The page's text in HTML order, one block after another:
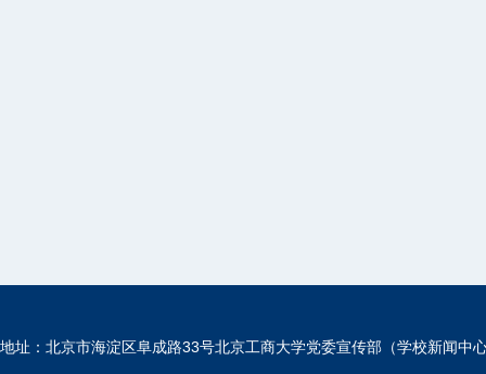
地址：北京市海淀区阜成路33号北京工商大学党委宣传部（学校新闻中